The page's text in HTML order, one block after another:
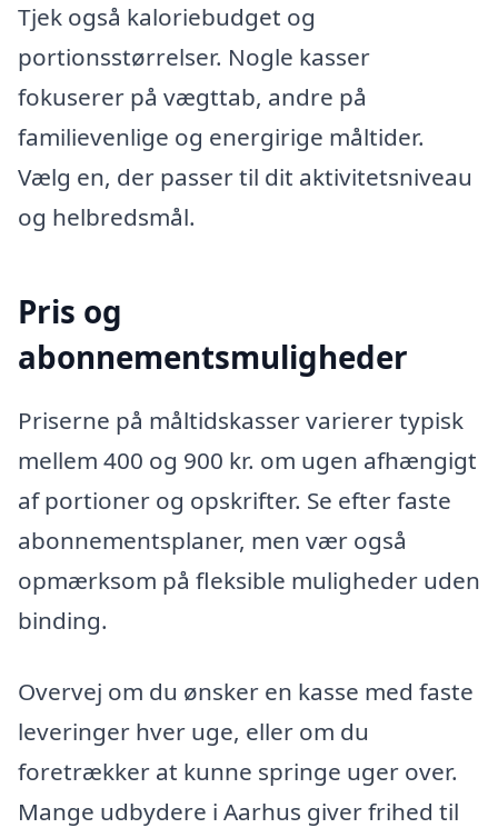
Tjek også kaloriebudget og
portionsstørrelser. Nogle kasser
fokuserer på vægttab, andre på
familievenlige og energirige måltider.
Vælg en, der passer til dit aktivitetsniveau
og helbredsmål.
Pris og
abonnementsmuligheder
Priserne på måltidskasser varierer typisk
mellem 400 og 900 kr. om ugen afhængigt
af portioner og opskrifter. Se efter faste
abonnementsplaner, men vær også
opmærksom på fleksible muligheder uden
binding.
Overvej om du ønsker en kasse med faste
leveringer hver uge, eller om du
foretrækker at kunne springe uger over.
Mange udbydere i Aarhus giver frihed til